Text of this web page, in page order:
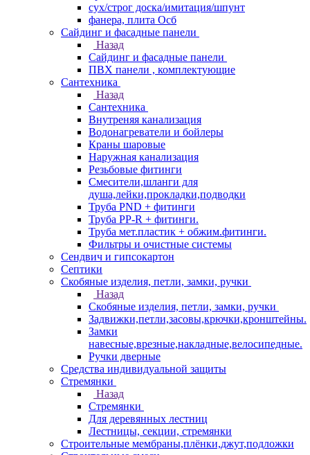
сух/строг доска/имитация/шпунт
фанера, плита Осб
Сайдинг и фасадные панели
Назад
Сайдинг и фасадные панели
ПВХ панели , комплектующие
Сантехника
Назад
Сантехника
Внутреняя канализация
Водонагреватели и бойлеры
Краны шаровые
Наружная канализация
Резьбовые фитинги
Смесители,шланги для
душа,лейки,прокладки,подводки
Труба PND + фитинги
Труба PP-R + фитинги.
Труба мет.пластик + обжим.фитинги.
Фильтры и очистные системы
Сендвич и гипсокартон
Септики
Скобяные изделия, петли, замки, ручки
Назад
Скобяные изделия, петли, замки, ручки
Задвижки,петли,засовы,крючки,кронштейны.
Замки
навесные,врезные,накладные,велосипедные.
Ручки дверные
Средства индивидуальной защиты
Стремянки
Назад
Стремянки
Для деревянных лестниц
Лестницы, секции, стремянки
Строительные мембраны,плёнки,джут,подложки